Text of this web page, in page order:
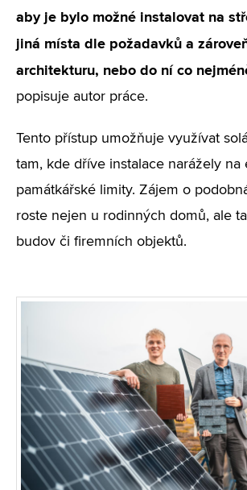
aby je bylo možné instalovat na
jiná místa dle požadavků a
architekturu, nebo do ní co
popisuje autor práce.
Tento přístup umožňuje využívat
tam, kde dříve instalace narážely na
památkářské limity. Zájem o
roste nejen u rodinných domů, ale
budov či firemních objektů.